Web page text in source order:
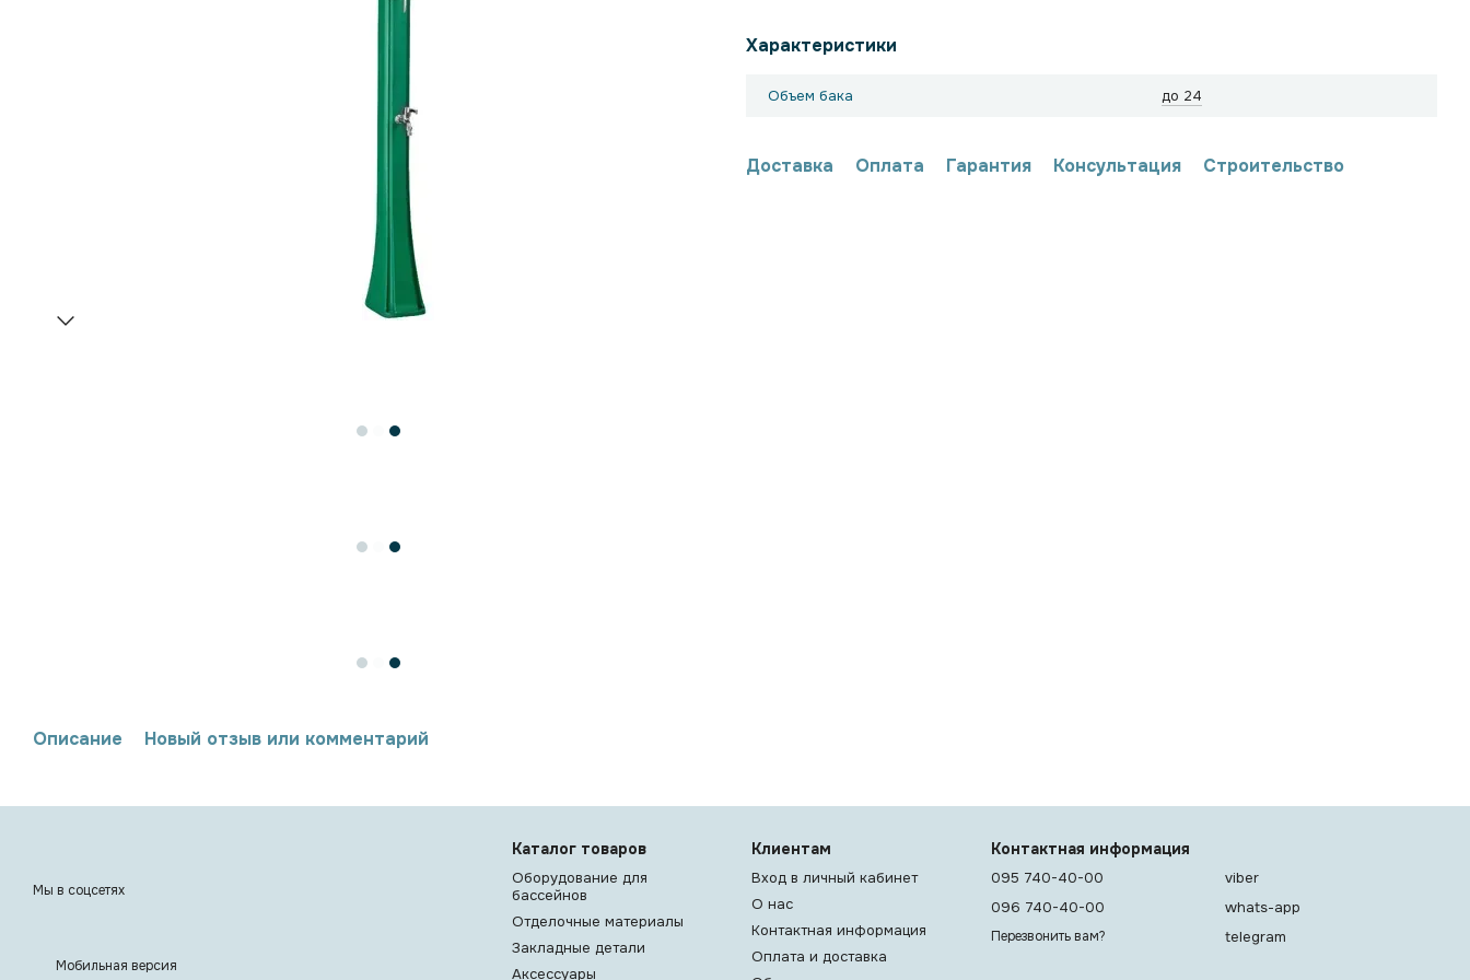
Характеристики
Объем бака до 24
Доставка Оплата Гарантия Консультация Строительство
Описание Новый отзыв или комментарий
Мы в соцсетях
Мобильная версия
Каталог товаров
Оборудование для
бассейнов
Отделочные материалы
Закладные детали
Аксессуары
Клиентам
Вход в личный кабинет
О нас
Контактная информация
Оплата и доставка
Контактная информация
095 740-40-00
096 740-40-00
Перезвонить вам?
viber
whats-app
telegram